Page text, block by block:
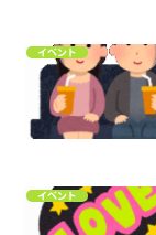
イベント
イベント